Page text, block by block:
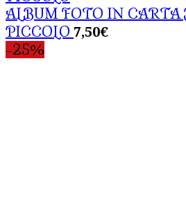
ALBUM FOTO IN CARTA
PICCOLO 7,50€
-25%